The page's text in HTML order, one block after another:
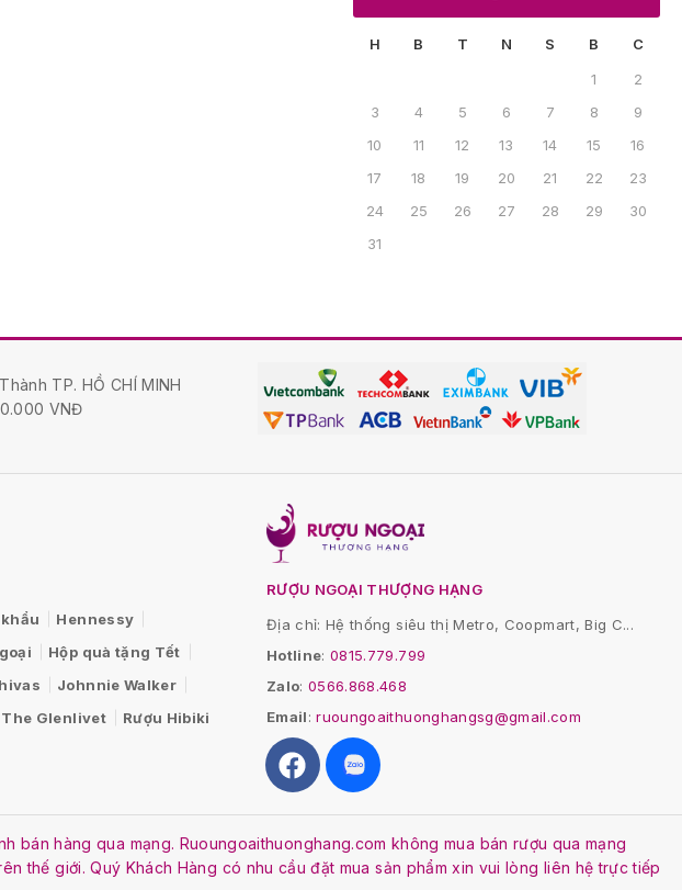
H B T N S B
C
1
2
3
4 5 6 7 8
9
10
11 12 13 14 15
16
17
18 19 20 21 22
23
24
25 26 27 28 29
30
31
TP. HỒ CHÍ MINH
VNĐ
Hennessy
Hộp quà tặng Tết
Johnnie Walker
The Glenlivet Rượu Hibiki
RƯỢU NGOẠI THƯỢNG HẠNG
Địa chỉ: Hệ thống siêu thị Metro, Coopmart, Big C...
Hotline:0815.779.799
Zalo: 0566.868.468
Email:ruoungoaithuonghangsg@gmail.com
bán hàng qua mạng. Ruoungoaithuonghang.com không mua bán rượu qua mạng
thế giới. Quý Khách Hàng có nhu cầu đặt mua sản phẩm xin vui lòng liên hệ trực tiếp